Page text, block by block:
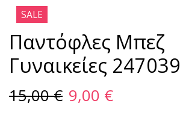
SALE
Παντόφλες Μπεζ
Γυναικείες 247039
15,00€ 9,00 €